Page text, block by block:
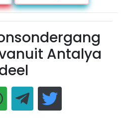
Antalya